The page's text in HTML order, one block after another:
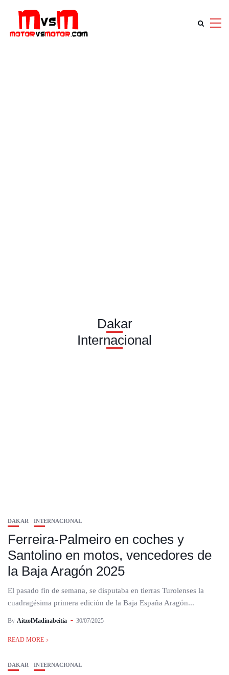
Dakar
Internacional
DAKAR INTERNACIONAL
Ferreira-Palmeiro en coches y
Santolino en motos, vencedores de
la Baja Aragón 2025
El pasado fin de semana, se disputaba en tierras Turolenses la
cuadragésima primera edición de la Baja España Aragón...
By AitzolMadinabeitia 30/07/2025
READ MORE
DAKAR INTERNACIONAL